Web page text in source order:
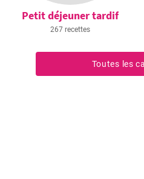
Petit déjeuner tardif
267 recettes
Toutes les